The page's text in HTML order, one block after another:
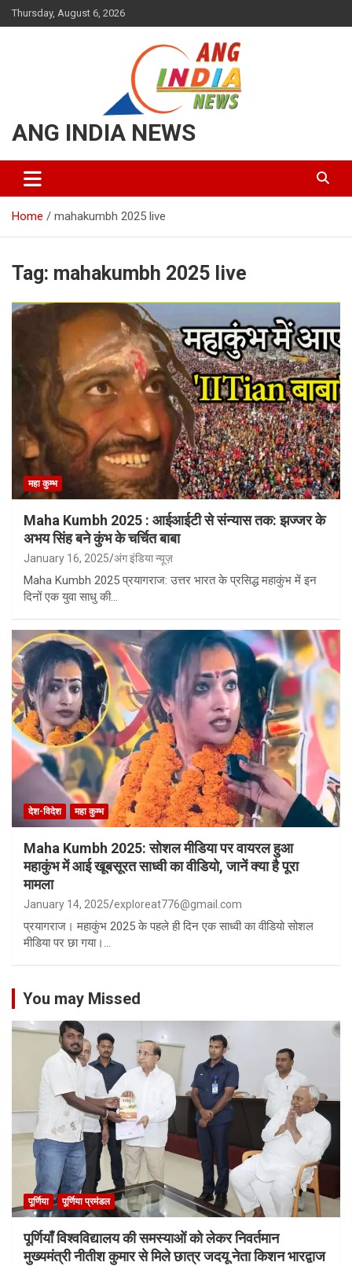
Thursday, August 6, 2026
ANG INDIA NEWS
Home mahakumbh 2025 live
Tag: mahakumbh 2025 live
महा कुम्भ
Maha Kumbh 2025 : आईआईटी से संन्यास तक: झज्जर के
अभय सिंह बने कुंभ के चर्चित बाबा
January 16, 2025 अंग इंडिया न्यूज़
Maha Kumbh 2025 प्रयागराज: उत्तर भारत के प्रसिद्ध महाकुंभ में इन
दिनों एक युवा साधु की…
देश-विदेश महा कुम्भ
Maha Kumbh 2025: सोशल मीडिया पर वायरल हुआ
महाकुंभ में आई खूबसूरत साध्वी का वीडियो, जानें क्या है पूरा
मामला
January 14, 2025 exploreat776@gmail.com
प्रयागराज। महाकुंभ 2025 के पहले ही दिन एक साध्वी का वीडियो सोशल
मीडिया पर छा गया।…
You may Missed
पूर्णिया पूर्णिया प्रमंडल
पूर्णियाँ विश्वविद्यालय की समस्याओं को लेकर निवर्तमान
मुख्यमंत्री नीतीश कुमार से मिले छात्र जदयू नेता किशन भारद्वाज